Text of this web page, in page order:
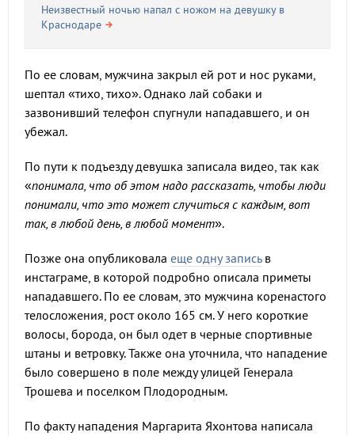
Неизвестный ночью напал с ножом на девушку в
Краснодаре
По ее словам, мужчина закрыл ей рот и нос руками,
шептал «тихо, тихо». Однако лай собаки и
зазвонивший телефон спугнули нападавшего, и он
убежал.
По пути к подъезду девушка записала видео, так как
«понимала, что об этом надо рассказать, чтобы люди
понимали, что это может случиться с каждым, вот
так, в любой день, в любой момент».
Позже она опубликовала еще одну записьв
инстаграме, в которой подробно описала приметы
нападавшего. По ее словам, это мужчина коренастого
телосложения, рост около 165 см. У него короткие
волосы, борода, он был одет в черные спортивные
штаны и ветровку. Также она уточнила, что нападение
было совершено в поле между улицей Генерала
Трошева и поселком Плодородным.
По факту нападения Маргарита Яхонтова написала